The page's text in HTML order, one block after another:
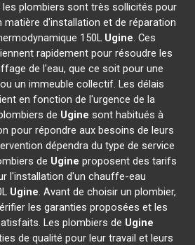
les plombiers sont très sollicités pour
d'installation et de réparation
150L Ugine. Ces
rapidement pour résoudre les
de l'eau, que ce soit pour une
un immeuble collectif. Les délais
en fonction de l'urgence de la
de Ugine sont habitués à
pour répondre aux besoins de leurs
dépendra du type de service
de Ugine proposent des tarifs
l'installation d'un chauffe-eau
Ugine. Avant de choisir un plombier,
les garanties proposées et les
Les plombiers de Ugine
de qualité pour leur travail et leurs